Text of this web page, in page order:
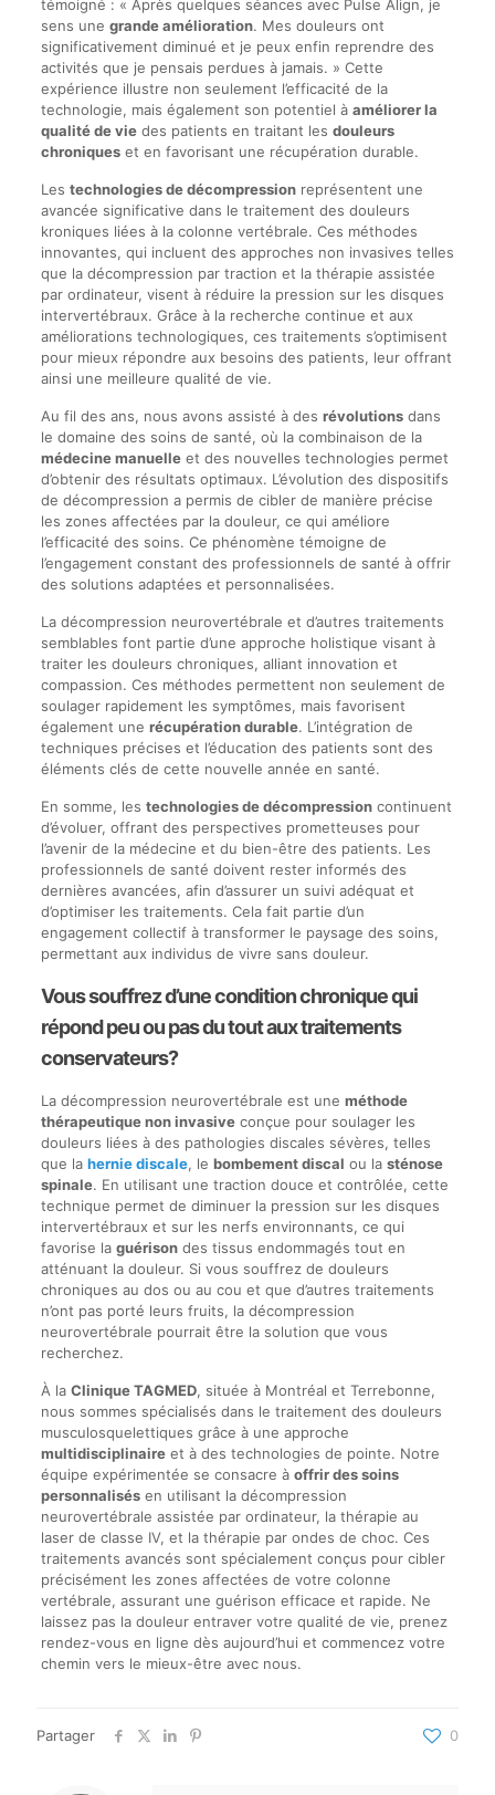
témoigné : « Après quelques séances avec Pulse Align, je
sens une grande amélioration. Mes douleurs ont
significativement diminué et je peux enfin reprendre des
activités que je pensais perdues à jamais. » Cette
expérience illustre non seulement l’efficacité de la
technologie, mais également son potentiel à améliorer la
qualité de viedes patients en traitant les douleurs
chroniqueset en favorisant une récupération durable.
Les technologies de décompressionreprésentent une
avancée significative dans le traitement des douleurs
kroniques liées à la colonne vertébrale. Ces méthodes
innovantes, qui incluent des approches non invasives telles
que la décompression par traction et la thérapie assistée
par ordinateur, visent à réduire la pression sur les disques
intervertébraux. Grâce à la recherche continue et aux
améliorations technologiques, ces traitements s’optimisent
pour mieux répondre aux besoins des patients, leur offrant
ainsi une meilleure qualité de vie.
Au fil des ans, nous avons assisté à des révolutionsdans
le domaine des soins de santé, où la combinaison de la
médecine manuelleet des nouvelles technologies permet
d’obtenir des résultats optimaux. L’évolution des dispositifs
de décompression a permis de cibler de manière précise
les zones affectées par la douleur, ce qui améliore
l’efficacité des soins. Ce phénomène témoigne de
l’engagement constant des professionnels de santé à offrir
des solutions adaptées et personnalisées.
La décompression neurovertébrale et d’autres traitements
semblables font partie d’une approche holistique visant à
traiter les douleurs chroniques, alliant innovation et
compassion. Ces méthodes permettent non seulement de
soulager rapidement les symptômes, mais favorisent
également une récupération durable. L’intégration de
techniques précises et l’éducation des patients sont des
éléments clés de cette nouvelle année en santé.
En somme, les technologies de décompressioncontinuent
d’évoluer, offrant des perspectives prometteuses pour
l’avenir de la médecine et du bien-être des patients. Les
professionnels de santé doivent rester informés des
dernières avancées, afin d’assurer un suivi adéquat et
d’optimiser les traitements. Cela fait partie d’un
engagement collectif à transformer le paysage des soins,
permettant aux individus de vivre sans douleur.
Vous souffrez d’une condition chronique qui
répond peu ou pas du tout aux traitements
conservateurs?
La décompression neurovertébrale est une méthode
thérapeutique non invasiveconçue pour soulager les
douleurs liées à des pathologies discales sévères, telles
que la hernie discale, le bombement discal ou la sténose
spinale. En utilisant une traction douce et contrôlée, cette
technique permet de diminuer la pression sur les disques
intervertébraux et sur les nerfs environnants, ce qui
favorise la guérisondes tissus endommagés tout en
atténuant la douleur. Si vous souffrez de douleurs
chroniques au dos ou au cou et que d’autres traitements
n’ont pas porté leurs fruits, la décompression
neurovertébrale pourrait être la solution que vous
recherchez.
À la Clinique TAGMED, située à Montréal et Terrebonne,
nous sommes spécialisés dans le traitement des douleurs
musculosquelettiques grâce à une approche
multidisciplinaireet à des technologies de pointe. Notre
équipe expérimentée se consacre à offrir des soins
personnalisésen utilisant la décompression
neurovertébrale assistée par ordinateur, la thérapie au
laser de classe IV, et la thérapie par ondes de choc. Ces
traitements avancés sont spécialement conçus pour cibler
précisément les zones affectées de votre colonne
vertébrale, assurant une guérison efficace et rapide. Ne
laissez pas la douleur entraver votre qualité de vie, prenez
rendez-vous en ligne dès aujourd’hui et commencez votre
chemin vers le mieux-être avec nous.
Partager 0